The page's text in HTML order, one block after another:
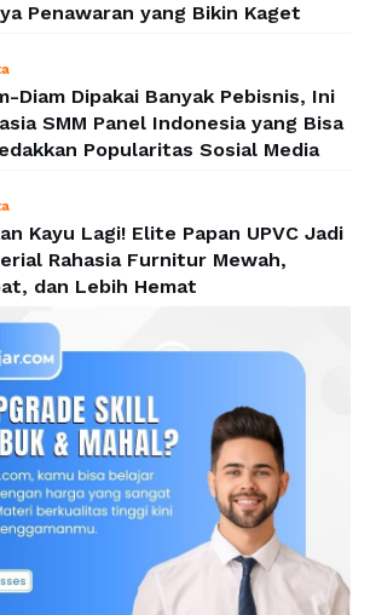
Penawaran yang Bikin Kaget
Diam Dipakai Banyak Pebisnis, Ini
SMM Panel Indonesia yang Bisa
Popularitas Sosial Media
Kayu Lagi! Elite Papan UPVC Jadi
Rahasia Furnitur Mewah,
dan Lebih Hemat